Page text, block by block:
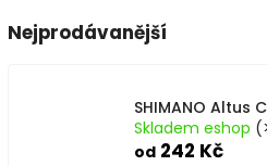
Nejprodávanější
SHIMANO Altus
Skladem eshop
od 242 Kč